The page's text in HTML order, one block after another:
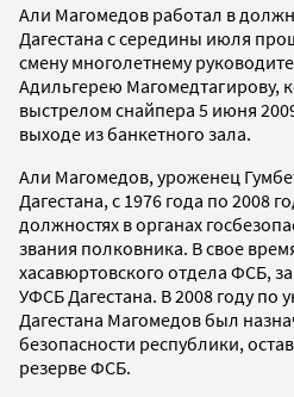
Али Магомедов работал в
Дагестана с середины июля
смену многолетнему
Адильгерею Магомедтагирову,
выстрелом снайпера 5 июня
выходе из банкетного зала.
Али Магомедов, уроженец
Дагестана, с 1976 года по 2008
должностях в органах
звания полковника. В свое
хасавюртовского отдела ФСБ,
УФСБ Дагестана. В 2008 году по
Дагестана Магомедов был
безопасности республики,
резерве ФСБ.